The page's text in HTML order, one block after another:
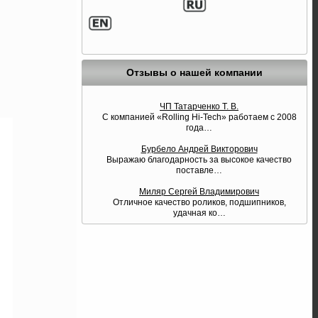
Отзывы о нашей компании
ЧП Татарченко Т. В.
С компанией «Rolling Hi-Tech» работаем с 2008
года…
Бурбело Андрей Викторович
Выражаю благодарность за высокое качество
поставле…
Миляр Сергей Владимирович
Отличное качество роликов, подшипников,
удачная ко…